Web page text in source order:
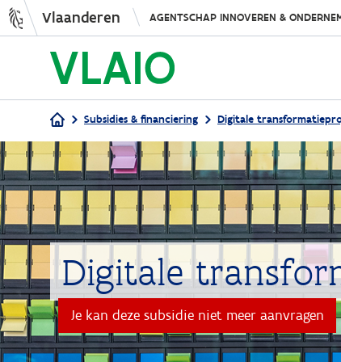
Vlaanderen AGENTSCHAP INNOVEREN &
Kruimelpad
Subsidies & financiering Digitale
Digitale
Je kan deze subsidie niet meer aanvragen